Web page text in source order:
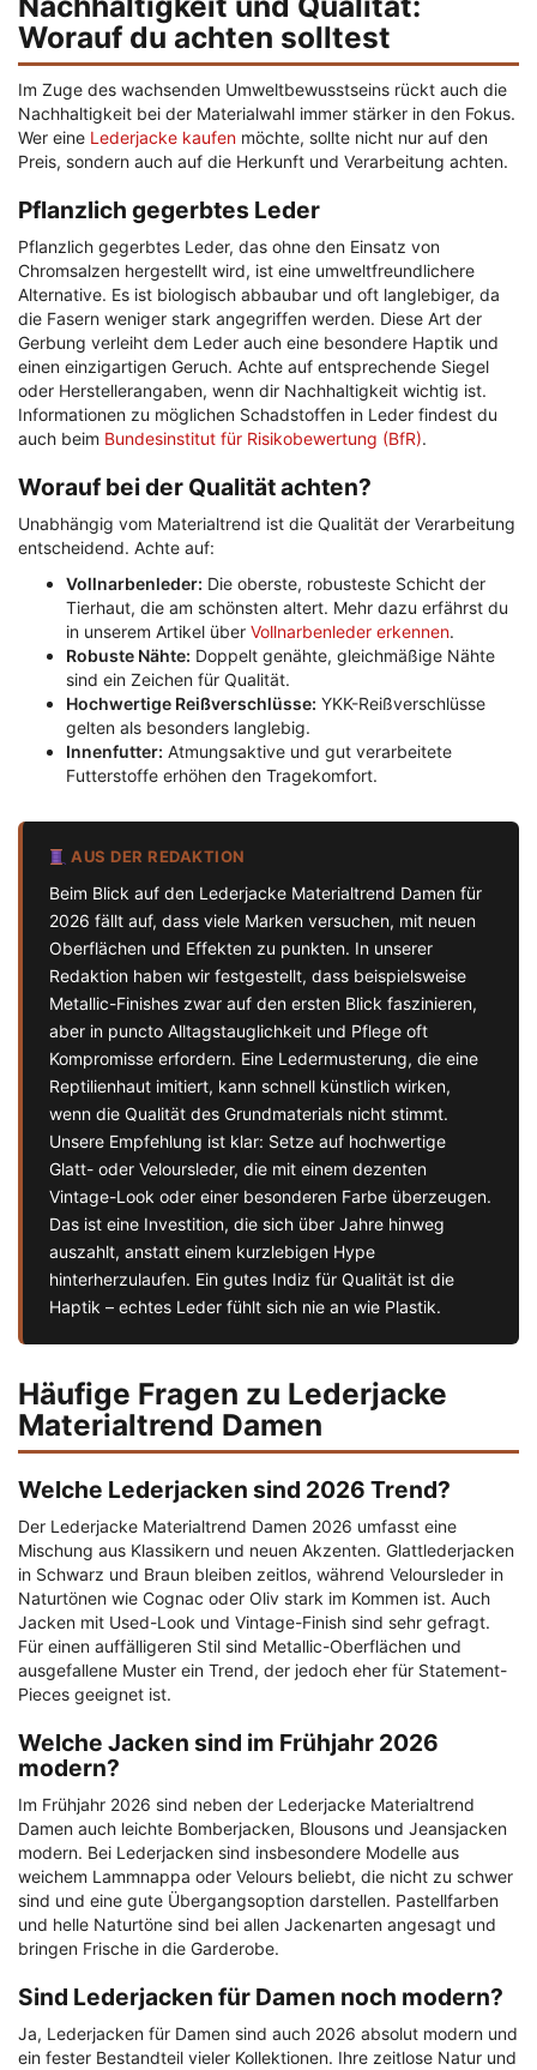
Worauf du achten solltest
Im Zuge des wachsenden Umweltbewusstseins rückt auch die
Nachhaltigkeit bei der Materialwahl immer stärker in den Fokus.
Wer eine Lederjacke kaufen möchte, sollte nicht nur auf den
Preis, sondern auch auf die Herkunft und Verarbeitung achten.
Pflanzlich gegerbtes Leder
Pflanzlich gegerbtes Leder, das ohne den Einsatz von
Chromsalzen hergestellt wird, ist eine umweltfreundlichere
Alternative. Es ist biologisch abbaubar und oft langlebiger, da
die Fasern weniger stark angegriffen werden. Diese Art der
Gerbung verleiht dem Leder auch eine besondere Haptik und
einen einzigartigen Geruch. Achte auf entsprechende Siegel
oder Herstellerangaben, wenn dir Nachhaltigkeit wichtig ist.
Informationen zu möglichen Schadstoffen in Leder findest du
auch beim Bundesinstitut für Risikobewertung (BfR).
Worauf bei der Qualität achten?
Unabhängig vom Materialtrend ist die Qualität der Verarbeitung
entscheidend. Achte auf:
Vollnarbenleder: Die oberste, robusteste Schicht der
Tierhaut, die am schönsten altert. Mehr dazu erfährst du
in unserem Artikel über Vollnarbenleder erkennen.
Robuste Nähte: Doppelt genähte, gleichmäßige Nähte
sind ein Zeichen für Qualität.
Hochwertige Reißverschlüsse: YKK-Reißverschlüsse
gelten als besonders langlebig.
Innenfutter: Atmungsaktive und gut verarbeitete
Futterstoffe erhöhen den Tragekomfort.
AUS DER REDAKTION
Beim Blick auf den Lederjacke Materialtrend Damen für
2026 fällt auf, dass viele Marken versuchen, mit neuen
Oberflächen und Effekten zu punkten. In unserer
Redaktion haben wir festgestellt, dass beispielsweise
Metallic-Finishes zwar auf den ersten Blick faszinieren,
aber in puncto Alltagstauglichkeit und Pflege oft
Kompromisse erfordern. Eine Ledermusterung, die eine
Reptilienhaut imitiert, kann schnell künstlich wirken,
wenn die Qualität des Grundmaterials nicht stimmt.
Unsere Empfehlung ist klar: Setze auf hochwertige
Glatt- oder Veloursleder, die mit einem dezenten
Vintage-Look oder einer besonderen Farbe überzeugen.
Das ist eine Investition, die sich über Jahre hinweg
auszahlt, anstatt einem kurzlebigen Hype
hinterherzulaufen. Ein gutes Indiz für Qualität ist die
Haptik – echtes Leder fühlt sich nie an wie Plastik.
Häufige Fragen zu Lederjacke
Materialtrend Damen
Welche Lederjacken sind 2026 Trend?
Der Lederjacke Materialtrend Damen 2026 umfasst eine
Mischung aus Klassikern und neuen Akzenten. Glattlederjacken
in Schwarz und Braun bleiben zeitlos, während Veloursleder in
Naturtönen wie Cognac oder Oliv stark im Kommen ist. Auch
Jacken mit Used-Look und Vintage-Finish sind sehr gefragt.
Für einen auffälligeren Stil sind Metallic-Oberflächen und
ausgefallene Muster ein Trend, der jedoch eher für Statement-
Pieces geeignet ist.
Welche Jacken sind im Frühjahr 2026
modern?
Im Frühjahr 2026 sind neben der Lederjacke Materialtrend
Damen auch leichte Bomberjacken, Blousons und Jeansjacken
modern. Bei Lederjacken sind insbesondere Modelle aus
weichem Lammnappa oder Velours beliebt, die nicht zu schwer
sind und eine gute Übergangsoption darstellen. Pastellfarben
und helle Naturtöne sind bei allen Jackenarten angesagt und
bringen Frische in die Garderobe.
Sind Lederjacken für Damen noch modern?
Ja, Lederjacken für Damen sind auch 2026 absolut modern und
ein fester Bestandteil vieler Kollektionen. Ihre zeitlose Natur und